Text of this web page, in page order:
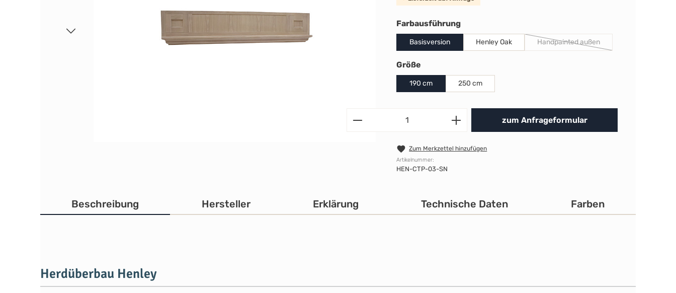
Farbausführungauswählen
Basisversion Henley Oak Handpainted außen
(Diese Option ist zurzeit nicht
Größe
190 cm 250 cm
Produkt Anzahl: Gib den
zum Anfrageformular
Zum Merkzettel hinzufügen
Artikelnummer:
HEN-CTP-03-SN
Beschreibung Hersteller Erklärung Technische Daten Farben
Herdüberbau Henley